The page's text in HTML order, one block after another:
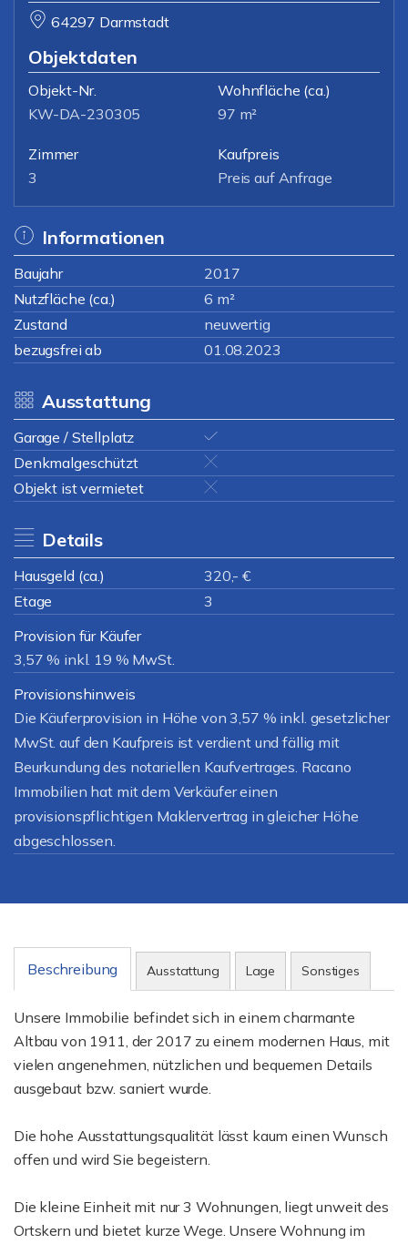
64297 Darmstadt
Objektdaten
Objekt-Nr.
KW-DA-230305
Wohnfläche (ca.)
97 m²
Zimmer
3
Kaufpreis
Preis auf Anfrage
Informationen
Baujahr
2017
Nutzfläche (ca.)
6 m²
Zustand
neuwertig
bezugsfrei ab
01.08.2023
Ausstattung
Garage / Stellplatz
Denkmalgeschützt
Objekt ist vermietet
Details
Hausgeld (ca.)
320,- €
Etage
3
Provision für Käufer
3,57 % inkl. 19 % MwSt.
Provisionshinweis
Die Käuferprovision in Höhe von 3,57 % inkl. gesetzlicher
MwSt. auf den Kaufpreis ist verdient und fällig mit
Beurkundung des notariellen Kaufvertrages. Racano
Immobilien hat mit dem Verkäufer einen
provisionspflichtigen Maklervertrag in gleicher Höhe
abgeschlossen.
Beschreibung Ausstattung Lage Sonstiges
Unsere Immobilie befindet sich in einem charmante
Altbau von 1911, der 2017 zu einem modernen Haus, mit
vielen angenehmen, nützlichen und bequemen Details
ausgebaut bzw. saniert wurde.
Die hohe Ausstattungsqualität lässt kaum einen Wunsch
offen und wird Sie begeistern.
Die kleine Einheit mit nur 3 Wohnungen, liegt unweit des
Ortskern und bietet kurze Wege. Unsere Wohnung im